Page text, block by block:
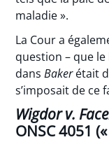
maladie ».
La Cour a
question – que
dansBakerétait
s’imposait de ce
Wigdor v.
ONSC 4051 («